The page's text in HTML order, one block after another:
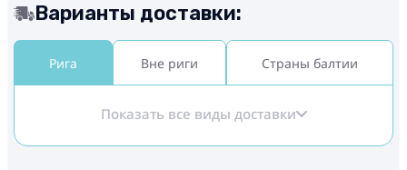
Варианты доставки:
Рига Вне риги Страны балтии
Показать все виды доставки